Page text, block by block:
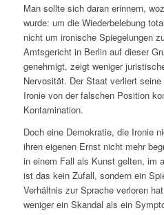
Man sollte sich daran erinnern,
wurde: um die Wiederbelebung
nicht um ironische Spiegelungen
Amtsgericht in Berlin auf dieser
genehmigt, zeigt weniger
Nervosität. Der Staat verliert
Ironie von der falschen Position
Kontamination.
Doch eine Demokratie, die Ironie
ihren eigenen Ernst nicht mehr
in einem Fall als Kunst gelten, im
ist das kein Zufall, sondern ein
Verhältnis zur Sprache verloren
weniger ein Skandal als ein